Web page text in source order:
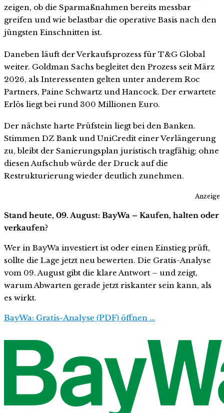
zeigen, ob die Sparmaßnahmen bereits messbar
greifen und wie belastbar die operative Basis nach den
jüngsten Einschnitten ist.
Daneben läuft der Verkaufsprozess für T&G Global
weiter. Goldman Sachs begleitet den Prozess seit März
2026, als Interessenten gelten unter anderem Roc
Partners, Paine Schwartz und Hancock. Der erwartete
Erlös liegt bei rund 300 Millionen Euro.
Der nächste harte Prüfstein liegt bei den Banken.
Stimmen DZ Bank und UniCredit einer Verlängerung
zu, bleibt der Sanierungsplan juristisch tragfähig; ohne
diesen Aufschub würde der Druck auf die
Restrukturierung wieder deutlich zunehmen.
Anzeige
Stand heute, 09. August: BayWa – Kaufen, halten oder
verkaufen?
Wer in BayWa investiert ist oder einen Einstieg prüft,
sollte die Lage jetzt neu bewerten. Die Gratis-Analyse
vom 09. August gibt die klare Antwort – und zeigt,
warum Abwarten gerade jetzt riskanter sein kann, als
es wirkt.
BayWa: Gratis-Analyse (PDF) öffnen …